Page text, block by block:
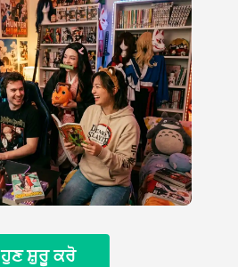
ਹੁਣ ਸ਼ੁਰੂ ਕਰੋ